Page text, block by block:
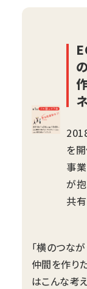
を
事
が
共
「横のつな
仲間を作り
はこんな考